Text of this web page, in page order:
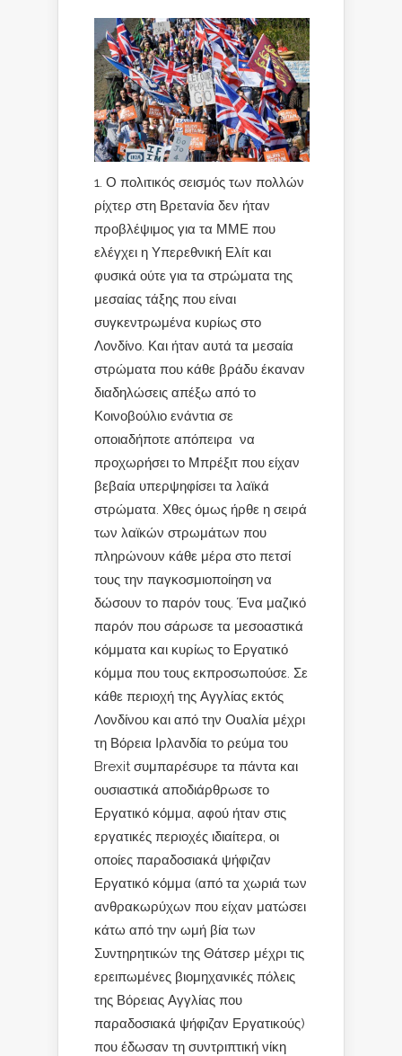
1. Ο πολιτικός σεισμός των πολλών
ρίχτερ στη Βρετανία δεν ήταν
προβλέψιμος για τα ΜΜΕ που
ελέγχει η Υπερεθνική Ελίτ και
φυσικά ούτε για τα στρώματα της
μεσαίας τάξης που είναι
συγκεντρωμένα κυρίως στο
Λονδίνο. Και ήταν αυτά τα μεσαία
στρώματα που κάθε βράδυ έκαναν
διαδηλώσεις απέξω από το
Κοινοβούλιο ενάντια σε
οποιαδήποτε απόπειρα να
προχωρήσει το Μπρέξιτ που είχαν
βεβαία υπερψηφίσει τα λαϊκά
στρώματα. Χθες όμως ήρθε η σειρά
των λαϊκών στρωμάτων που
πληρώνουν κάθε μέρα στο πετσί
τους την παγκοσμιοποίηση να
δώσουν το παρόν τους. Ένα μαζικό
παρόν που σάρωσε τα μεσοαστικά
κόμματα και κυρίως το Εργατικό
κόμμα που τους εκπροσωπούσε. Σε
κάθε περιοχή της Αγγλίας εκτός
Λονδίνου και από την Ουαλία μέχρι
τη Βόρεια Ιρλανδία το ρεύμα του
Brexit συμπαρέσυρε τα πάντα και
ουσιαστικά αποδιάρθρωσε το
Εργατικό κόμμα, αφού ήταν στις
εργατικές περιοχές ιδιαίτερα, οι
οποίες παραδοσιακά ψήφιζαν
Εργατικό κόμμα (από τα χωριά των
ανθρακωρύχων που είχαν ματώσει
κάτω από την ωμή βία των
Συντηρητικών της Θάτσερ μέχρι τις
ερειπωμένες βιομηχανικές πόλεις
της Βόρειας Αγγλίας που
παραδοσιακά ψήφιζαν Εργατικούς)
που έδωσαν τη συντριπτική νίκη